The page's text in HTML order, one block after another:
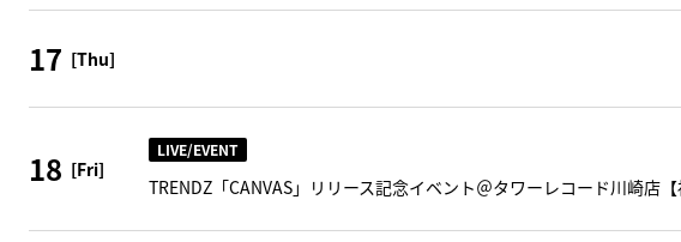
17 [Thu]
18 [Fri]
LIVE/EVENT
TRENDZ「CANVAS」リリース記念イベント＠タワーレコード川崎店【